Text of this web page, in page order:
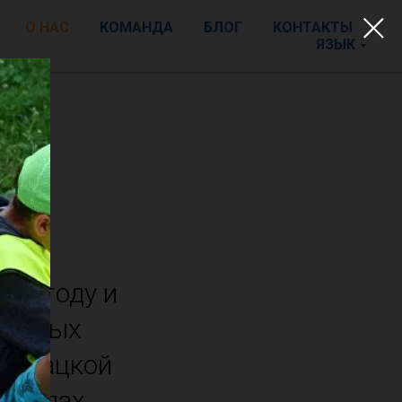
О НАС КОМАНДА БЛОГ
КОНТАКТЫ
ЯЗЫК
году и